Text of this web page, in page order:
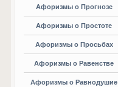
Афоризмы о Прогнозе
Афоризмы о Простоте
Афоризмы о Просьбах
Афоризмы о Равенстве
Афоризмы о Равнодушие